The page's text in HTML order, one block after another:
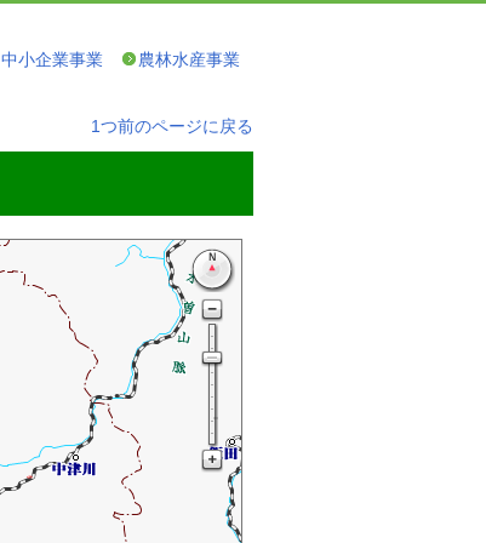
中小企業事業 農林水産事業
1つ前のページに戻る